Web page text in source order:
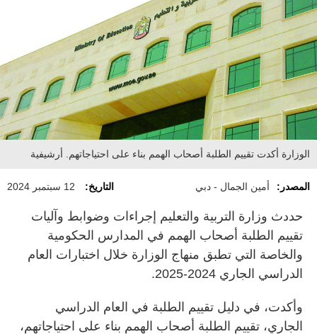
الوزارة أكدت تقييم الطلبة أصحاب الهمم بناء على احتياجاتهم. أرشيفية
المصدر: أمين الجمال - دبي التاريخ: 12 سبتمبر 2024
حددث وزارة التربية والتعليم إجراءات وضوابط وآليات
تقييم الطلبة أصحاب الهمم في المدارس الحكومية
والخاصة التي تطبق منهاج الوزارة خلال اختبارات العام
الدراسي الجاري 2024-2025.
وأكدت، في دليل تقييم الطلبة في العام الدراسي
الجاري، تقييم الطلبة أصحاب الهمم بناء على احتياجاتهم،